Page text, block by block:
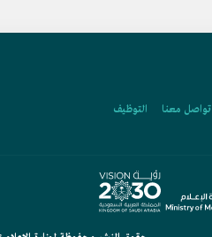
تواصل معنا التوظيف